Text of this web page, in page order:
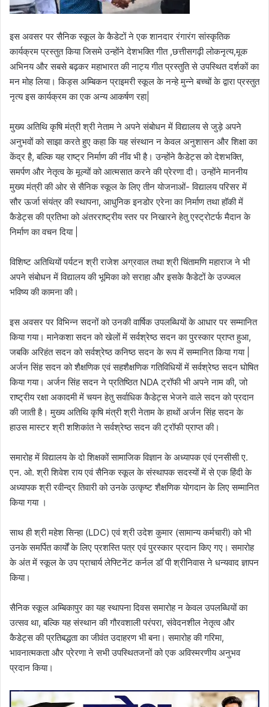
इस अवसर पर सैनिक स्कूल के कैडेटों ने एक शानदार रंगारंग सांस्कृतिक
कार्यक्रम प्रस्तुत किया जिसमे उन्होंने देशभक्ति गीत ,छत्तीसगढ़ी लोकनृत्य,मूक
अभिनय और सबसे बढ़कर महाभारत की नाट्य गीत प्रस्तुति से उपस्थित दर्शकों का
मन मोह लिया। किड्स अम्बिकन प्राइमरी स्कूल के नन्हे मुन्ने बच्चों के द्वारा प्रस्तुत
नृत्य इस कार्यक्रम का एक अन्य आकर्षण रहा|
मुख्य अतिथि कृषि मंत्री श्री नेताम ने अपने संबोधन में विद्यालय से जुड़े अपने
अनुभवों को साझा करते हुए कहा कि यह संस्थान न केवल अनुशासन और शिक्षा का
केंद्र है, बल्कि यह राष्ट्र निर्माण की नींव भी है। उन्होंने कैडेट्स को देशभक्ति,
समर्पण और नेतृत्व के मूल्यों को आत्मसात करने की प्रेरणा दी। उन्होंने माननीय
मुख्य मंत्री की ओर से सैनिक स्कूल के लिए तीन योजनाओं- विद्यालय परिसर में
सौर ऊर्जा संयंत्र की स्थापना, आधुनिक इनडोर एरेना का निर्माण तथा हॉकी में
कैडेट्स की प्रतिभा को अंतरराष्ट्रीय स्तर पर निखारने हेतु एस्ट्रोटर्फ मैदान के
निर्माण का वचन दिया |
विशिष्ट अतिथियों पर्यटन श्री राजेश अग्रवाल तथा श्री चिंतामणि महाराज ने भी
अपने संबोधन में विद्यालय की भूमिका को सराहा और इसके कैडेटों के उज्ज्वल
भविष्य की कामना की।
इस अवसर पर विभिन्न सदनों को उनकी वार्षिक उपलब्धियों के आधार पर सम्मानित
किया गया। मानेकशा सदन को खेलों में सर्वश्रेष्ठ सदन का पुरस्कार प्राप्त हुआ,
जबकि अरिहंत सदन को सर्वश्रेष्ठ कनिष्ठ सदन के रूप में सम्मानित किया गया |
अर्जन सिंह सदन को शैक्षणिक एवं सहशैक्षणिक गतिविधियों में सर्वश्रेष्ठ सदन घोषित
किया गया। अर्जन सिंह सदन ने प्रतिष्ठित NDA ट्रॉफी भी अपने नाम की, जो
राष्ट्रीय रक्षा अकादमी में चयन हेतु सर्वाधिक कैडेट्स भेजने वाले सदन को प्रदान
की जाती है। मुख्य अतिथि कृषि मंत्री श्री नेताम के हाथों अर्जन सिंह सदन के
हाउस मास्टर श्री शशिकांत ने सर्वश्रेष्ठ सदन की ट्रॉफी प्राप्त की।
समारोह में विद्यालय के दो शिक्षकों सामाजिक विज्ञान के अध्यापक एवं एनसीसी ए.
एन. ओ. श्री शिवेश राय एवं सैनिक स्कूल के संस्थापक सदस्यों में से एक हिंदी के
अध्यापक श्री रवीन्द्र तिवारी को उनके उत्कृष्ट शैक्षणिक योगदान के लिए सम्मानित
किया गया ।
साथ ही श्री महेश सिन्हा (LDC) एवं श्री उदेश कुमार (सामान्य कर्मचारी) को भी
उनके समर्पित कार्यों के लिए प्रशस्ति पत्र एवं पुरस्कार प्रदान किए गए। समारोह
के अंत में स्कूल के उप प्राचार्य लेफ्टिनेंट कर्नल डॉ पी श्रीनिवास ने धन्यवाद ज्ञापन
किया।
सैनिक स्कूल अम्बिकापुर का यह स्थापना दिवस समारोह न केवल उपलब्धियों का
उत्सव था, बल्कि यह संस्थान की गौरवशाली परंपरा, संवेदनशील नेतृत्व और
कैडेट्स की प्रतिबद्धता का जीवंत उदाहरण भी बना। समारोह की गरिमा,
भावनात्मकता और प्रेरणा ने सभी उपस्थितजनों को एक अविस्मरणीय अनुभव
प्रदान किया।